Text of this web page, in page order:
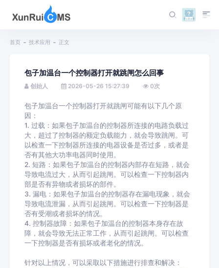
首页 技术应用 正文
包子加温台一个控制器打开就跳闸怎么回事
创始人 2026-05-26 15:27:39 0次
包子加温台一个控制器打开就跳闸可能有以下几个原
因：
1. 过载：如果包子加温台的控制器所连接的电路负载过
大，超过了控制器的额定负载能力，就会导致跳闸。可
以检查一下控制器所连接的电器设备是否过多，或者是
否有其他大功率电器同时使用。
2. 短路：如果包子加温台的控制器内部存在短路，就会
导致电流过大，从而引起跳闸。可以检查一下控制器内
部是否有异物或者损坏的部件。
3. 漏电：如果包子加温台的控制器存在漏电现象，就会
导致电流泄漏，从而引起跳闸。可以检查一下控制器是
否有受潮或者损坏的情况。
4. 控制器故障：如果包子加温台的控制器本身存在故
障，就会导致无法正常工作，从而引起跳闸。可以检查
一下控制器是否有损坏或者老化的情况。
针对以上情况，可以采取以下措施进行排查和解决：